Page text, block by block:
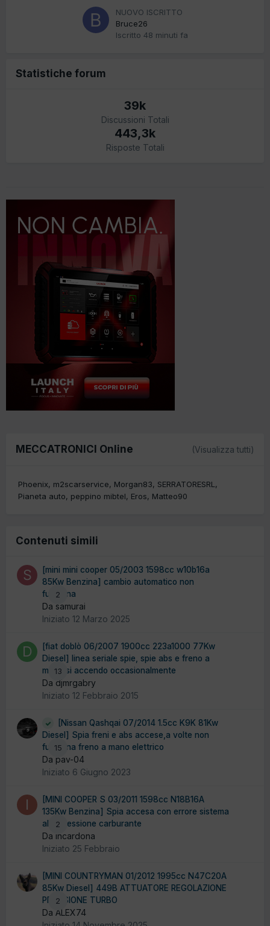
NUOVO ISCRITTO
Bruce26
Iscritto 48 minuti fa
Statistiche forum
39k
Discussioni Totali
443,3k
Risposte Totali
MECCATRONICI Online (Visualizza tutti)
Phoenix m2scarservice Morgan83
SERRATORESRL
Pianeta auto
peppino mibtel Eros Matteo90
Contenuti simili
2
[mini mini cooper 05/2003 1598cc w10b16a
85Kw Benzina] cambio automatico non
funziona
Da samurai
Iniziato 12 Marzo 2025
13
[fiat doblò 06/2007 1900cc 223a1000 77Kw
Diesel] linea seriale spie, spie abs e freno a
mano si accendo occasionalmente
Da djmrgabry
Iniziato 12 Febbraio 2015
15
[Nissan Qashqai 07/2014 1.5cc K9K 81Kw
Diesel] Spia freni e abs accese,a volte non
funziona freno a mano elettrico
Da pav-04
Iniziato 6 Giugno 2023
2
[MINI COOPER S 03/2011 1598cc N18B16A
135Kw Benzina] Spia accesa con errore sistema
alta pressione carburante
Da incardona
Iniziato 25 Febbraio
2
[MINI COUNTRYMAN 01/2012 1995cc N47C20A
85Kw Diesel] 449B ATTUATORE REGOLAZIONE
PRESSIONE TURBO
Da ALEX74